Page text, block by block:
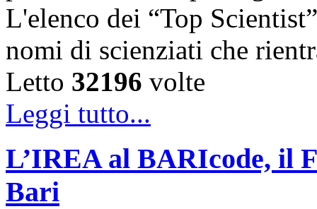
L'elenco dei “Top
nomi di scienziati che
Letto 32196 volte
Leggi tutto...
L’IREA al BARIcode, il
Bari